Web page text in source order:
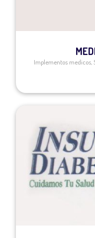
Implementos medicos ,